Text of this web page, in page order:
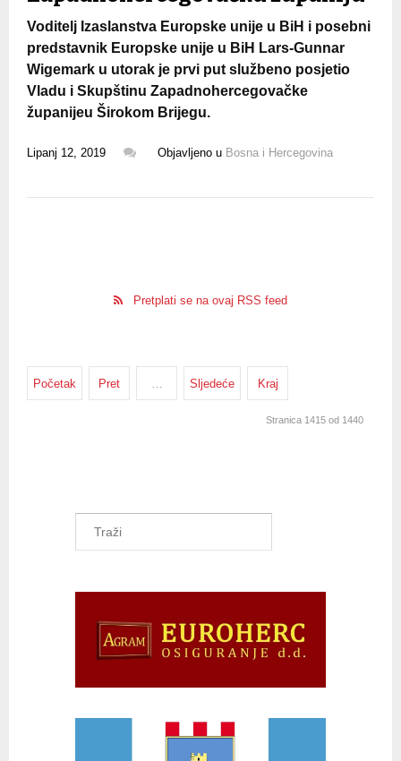
Voditelj Izaslanstva Europske unije u BiH i posebni
predstavnik Europske unije u BiH Lars-Gunnar
Wigemark u utorak je prvi put službeno posjetio
Vladu i Skupštinu Zapadnohercegovačke
županijeu Širokom Brijegu.
Lipanj 12, 2019 Objavljeno u Bosna i Hercegovina
Pretplati se na ovaj RSS feed
Početak Pret … Sljedeće Kraj
Stranica 1415 od 1440